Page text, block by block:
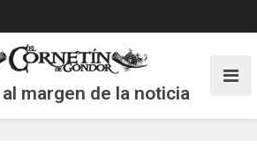
margen de la noticia